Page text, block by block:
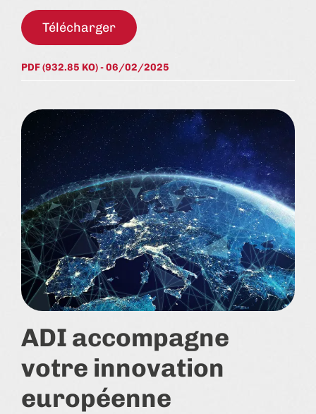
PDF (932.85 KO) - 06/02/2025
Télécharger
ADI accompagne
votre innovation
européenne